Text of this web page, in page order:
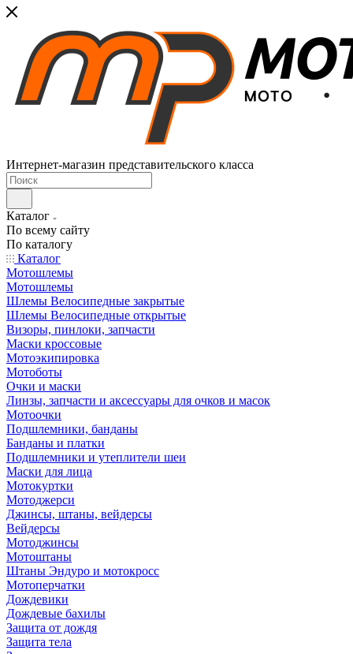
Интернет-магазин представительского класса
Каталог
По всему сайту
По каталогу
Каталог
Мотошлемы
Мотошлемы
Шлемы Велосипедные закрытые
Шлемы Велосипедные открытые
Визоры, пинлоки, запчасти
Маски кроссовые
Мотоэкипировка
Мотоботы
Очки и маски
Линзы, запчасти и аксессуары для очков и масок
Мотоочки
Подшлемники, банданы
Банданы и платки
Подшлемники и утеплители шеи
Маски для лица
Мотокуртки
Мотоджерси
Джинсы, штаны, вейдерсы
Вейдерсы
Мотоджинсы
Мотоштаны
Штаны Эндуро и мотокросс
Мотоперчатки
Дождевики
Дождевые бахилы
Защита от дождя
Защита тела